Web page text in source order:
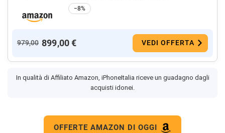
−8%
979,00 899,00 € VEDI OFFERTA
In qualità di Affiliato Amazon, iPhoneItalia riceve un guadagno dagli
acquisti idonei.
OFFERTE AMAZON DI OGGI